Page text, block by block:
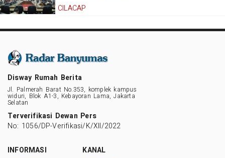
CILACAP
Disway Rumah Berita
Jl. Palmerah Barat No.353, komplek kampus
widuri, Blok A1-3, Kebayoran Lama, Jakarta
Selatan
Terverifikasi Dewan Pers
No: 1056/DP-Verifikasi/K/XII/2022
INFORMASI
KANAL